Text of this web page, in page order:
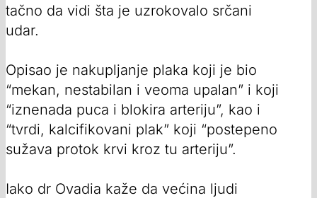
tačno da vidi šta je uzrokovalo srčani
udar.
Opisao je nakupljanje plaka koji je bio
“mekan, nestabilan i veoma upalan” i koji
“iznenada puca i blokira arteriju”, kao i
“tvrdi, kalcifikovani plak” koji “postepeno
sužava protok krvi kroz tu arteriju”.
Iako dr Ovadia kaže da većina ljudi